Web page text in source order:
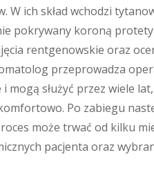
W ich skład wchodzi
pokrywany koroną
rentgenowskie oraz
przeprowadza
i mogą służyć przez wiele
Po zabiegu
może trwać od kilku
pacjenta oraz